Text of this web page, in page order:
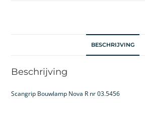
BESCHRIJVING
Beschrijving
Scangrip Bouwlamp Nova R nr 03.5456